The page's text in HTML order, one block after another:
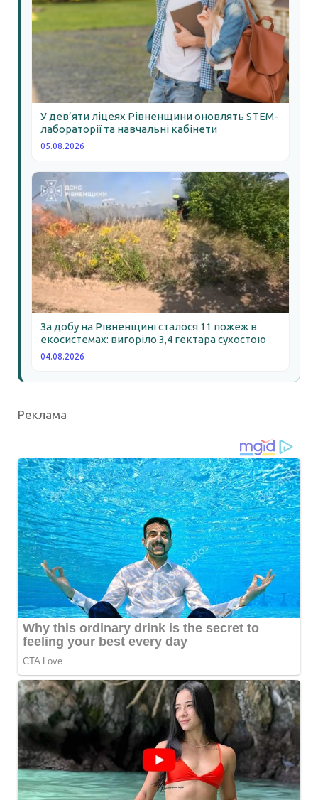
У дев’яти ліцеях Рівненщини оновлять STEM-
лабораторії та навчальні кабінети
05.08.2026
За добу на Рівненщині сталося 11 пожеж в
екосистемах: вигоріло 3,4 гектара сухостою
04.08.2026
Реклама